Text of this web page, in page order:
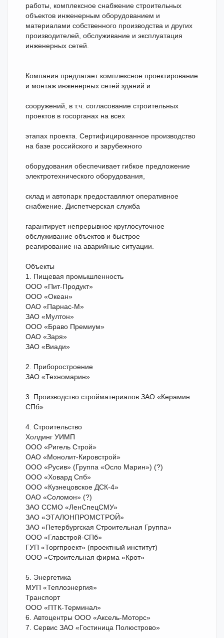
работы, комплексное снабжение строительных
объектов инженерным оборудованием и
материалами собственного производства и других
производителей, обслуживание и эксплуатация
инженерных сетей.
Компания предлагает комплексное проектирование
и монтаж инженерных сетей зданий и
сооружений, в т.ч. согласование строительных
проектов в госорганах на всех
этапах проекта. Сертифицированное производство
на базе российского и зарубежного
оборудования обеспечивает гибкое предложение
электротехнического оборудования,
склад и автопарк предоставляют оперативное
снабжение. Диспетчерская служба
гарантирует непрерывное круглосуточное
обслуживание объектов и быстрое
реагирование на аварийные ситуации.
Объекты
1. Пищевая промышленность
ООО «Пит-Продукт»
ООО «Океан»
ОАО «Парнас-М»
ЗАО «Мултон»
ООО «Браво Премиум»
ОАО «Заря»
ЗАО «Виади»
2. Приборостроение
ЗАО «Техномарин»
3. Производство стройматериалов ЗАО «Керамин
СПб»
4. Строительство
Холдинг УИМП
ООО «Ригель Строй»
ОАО «Монолит-Кировстрой»
ООО «Русив» (Группа «Осло Марин») (?)
ООО «Ховард Спб»
ООО «Кузнецовское ДСК-4»
ОАО «Соломон» (?)
ЗАО ССМО «ЛенСпецСМУ»
ЗАО «ЭТАЛОНПРОМСТРОЙ»
ЗАО «Петербургская Строительная Группа»
ООО «Главстрой-СПб»
ГУП «Торгпроект» (проектный институт)
ООО «Строительная фирма «Крот»
5. Энергетика
МУП «Теплоэнергия»
Транспорт
ООО «ПТК-Терминал»
6. Автоцентры ООО «Аксель-Моторс»
7. Сервис ЗАО «Гостиница Полюстрово»